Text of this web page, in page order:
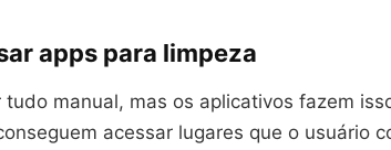
apps para limpeza
manual, mas os aplicativos fazem
acessar lugares que o usuário